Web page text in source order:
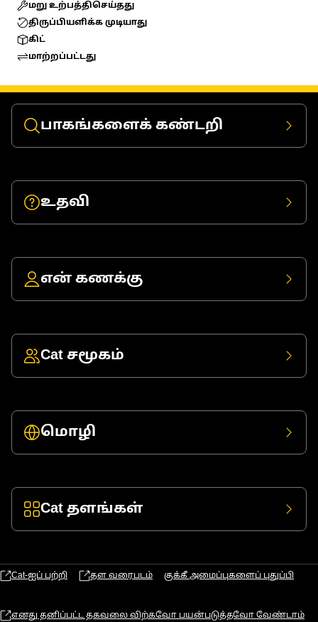
மறு உற்பத்திசெய்தது
திருப்பியளிக்க முடியாது
கிட்
மாற்றப்பட்டது
பாகங்களைக் கண்டறி
உதவி
என் கணக்கு
Cat சமூகம்
மொழி
Cat தளங்கள்
Cat-ஐப் பற்றி தள வரைபடம் குக்கீ அமைப்புகளைப் புதுப்பி
எனது தனிப்பட்ட தகவலை விற்கவோ பயன்படுத்தவோ வேண்டாம்